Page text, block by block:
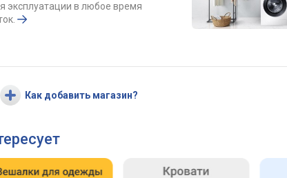
эксплуатации в любое время
Как добавить магазин?